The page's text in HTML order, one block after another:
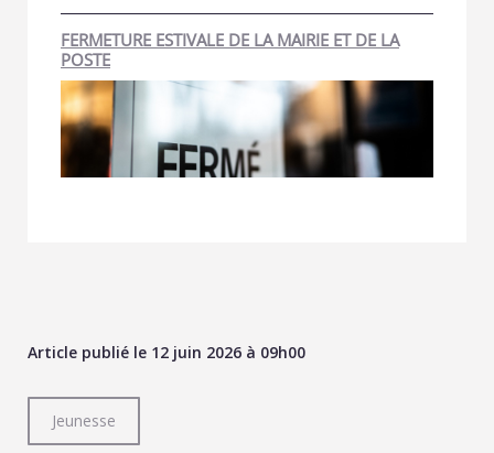
FERMETURE ESTIVALE DE LA MAIRIE ET DE LA
POSTE
Article publié le 12 juin 2026 à 09h00
Jeunesse